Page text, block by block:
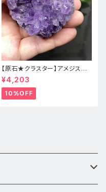
【原石★クラスター】アメジスト
★ハート形★cp-071天然石パ
ワーストーン★インテリア置物
¥4,203
10%OFF